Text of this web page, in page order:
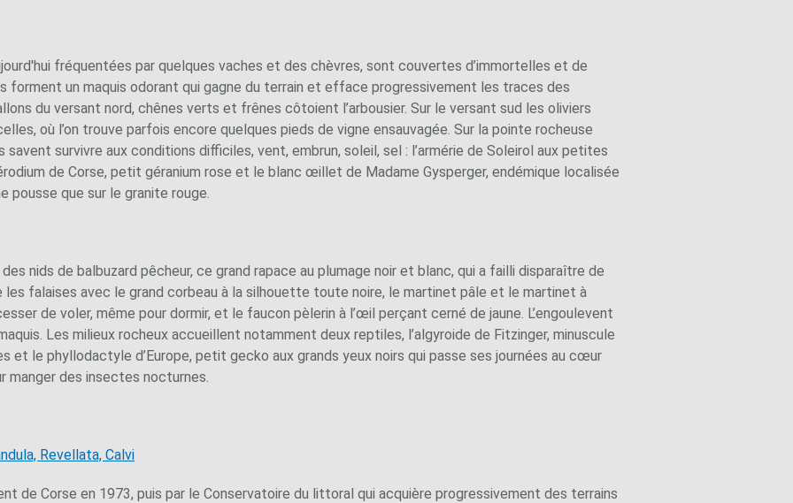
fréquentées par quelques vaches et des chèvres, sont couvertes d’immortelles et de
forment un maquis odorant qui gagne du terrain et efface progressivement les traces des
du versant nord, chênes verts et frênes côtoient l’arbousier. Sur le versant sud les oliviers
où l’on trouve parfois encore quelques pieds de vigne ensauvagée. Sur la pointe rocheuse
survivre aux conditions difficiles, vent, embrun, soleil, sel : l’armérie de Soleirol aux petites
de Corse, petit géranium rose et le blanc œillet de Madame Gysperger, endémique localisée
pousse que sur le granite rouge.
nids de balbuzard pêcheur, ce grand rapace au plumage noir et blanc, qui a failli disparaître de
les falaises avec le grand corbeau à la silhouette toute noire, le martinet pâle et le martinet à
de voler, même pour dormir, et le faucon pèlerin à l’œil perçant cerné de jaune. L’engoulevent
Les milieux rocheux accueillent notamment deux reptiles, l’algyroide de Fitzinger, minuscule
et le phyllodactyle d’Europe, petit gecko aux grands yeux noirs qui passe ses journées au cœur
manger des insectes nocturnes.
Revellata, Calvi
de Corse en 1973, puis par le Conservatoire du littoral qui acquière progressivement des terrains